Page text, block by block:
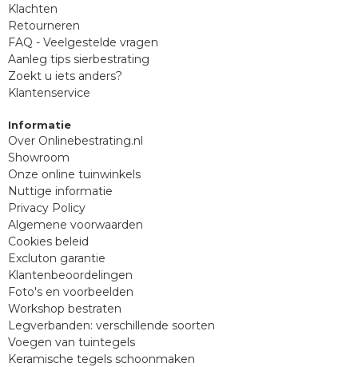
Klachten
Retourneren
FAQ - Veelgestelde vragen
Aanleg tips sierbestrating
Zoekt u iets anders?
Klantenservice
Informatie
Over Onlinebestrating.nl
Showroom
Onze online tuinwinkels
Nuttige informatie
Privacy Policy
Algemene voorwaarden
Cookies beleid
Excluton garantie
Klantenbeoordelingen
Foto's en voorbeelden
Workshop bestraten
Legverbanden: verschillende soorten
Voegen van tuintegels
Keramische tegels schoonmaken